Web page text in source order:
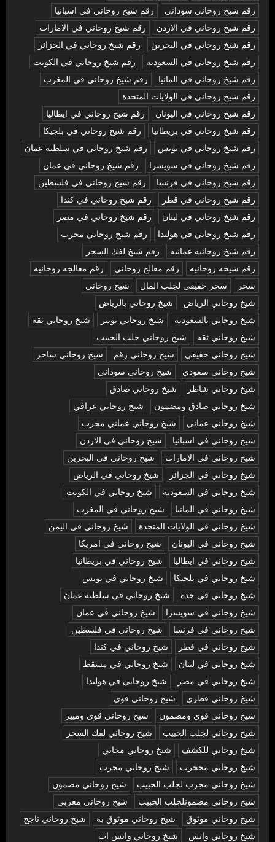
رقم شيخ روحاني سوداني
رقم شيخ روحاني في اسبانيا
رقم شيخ روحاني في الاردن
رقم شيخ روحاني في الامارات
رقم شيخ روحاني في البحرين
رقم شيخ روحاني في الجزائر
رقم شيخ روحاني في السعودية
رقم شيخ روحاني في الكويت
رقم شيخ روحاني في المانيا
رقم شيخ روحاني في المغرب
رقم شيخ روحاني في الولايات المتحدة
رقم شيخ روحاني في اليونان
رقم شيخ روحاني في ايطاليا
رقم شيخ روحاني في بريطانيا
رقم شيخ روحاني في بلجيكا
رقم شيخ روحاني في تونس
رقم شيخ روحاني في سلطنة عمان
رقم شيخ روحاني في سويسرا
رقم شيخ روحاني في عمان
رقم شيخ روحاني في فرنسا
رقم شيخ روحاني في فلسطين
رقم شيخ روحاني في قطر
رقم شيخ روحاني في كندا
رقم شيخ روحاني في لبنان
رقم شيخ روحاني في مصر
رقم شيخ روحاني في هولندا
رقم شيخ روحاني مجرب
رقم شيخ روحانيه عمانيه
رقم شيخ لفك السحر
رقم شيخه روحانيه
رقم معالج روحاني
رقم معالجه روحانيه
سحر
سحر حقيقي لجلب المال
شيخ روحاني
شيخ روحاني الرياض
شيخ روحاني بالرياض
شيخ روحاني بالسعوديه
شيخ روحاني تويتر
شيخ روحاني ثقة
شيخ روحاني ثقه
شيخ روحاني جلب الحبيب
شيخ روحاني حقيقي
شيخ روحاني رقم
شيخ روحاني ساحر
شيخ روحاني سعودي
شيخ روحاني سوداني
شيخ روحاني شاطر
شيخ روحاني صادق
شيخ روحاني صادق ومضمون
شيخ روحاني عراقي
شيخ روحاني عماني
شيخ روحاني عماني مجرب
شيخ روحاني في اسبانيا
شيخ روحاني في الاردن
شيخ روحاني في الامارات
شيخ روحاني في البحرين
شيخ روحاني في الجزائر
شيخ روحاني في الرياض
شيخ روحاني في السعودية
شيخ روحاني في الكويت
شيخ روحاني في المانيا
شيخ روحاني في المغرب
شيخ روحاني في الولايات المتحدة
شيخ روحاني في اليمن
شيخ روحاني في اليونان
شيخ روحاني في امريكا
شيخ روحاني في ايطاليا
شيخ روحاني في بريطانيا
شيخ روحاني في بلجيكا
شيخ روحاني في تونس
شيخ روحاني في جدة
شيخ روحاني في سلطنة عمان
شيخ روحاني في سويسرا
شيخ روحاني في عمان
شيخ روحاني في فرنسا
شيخ روحاني في فلسطين
شيخ روحاني في قطر
شيخ روحاني في كندا
شيخ روحاني في لبنان
شيخ روحاني في مسقط
شيخ روحاني في مصر
شيخ روحاني في هولندا
شيخ روحاني قطري
شيخ روحاني قوي
شيخ روحاني قوي ومضمون
شيخ روحاني قوي ومييز
شيخ روحاني لجلب الحبيب
شيخ روحاني لفك السحر
شيخ روحاني للكشف
شيخ روحاني مجاني
شيخ روحاني مججرب
شيخ روحاني مجرب
شيخ روحاني مجرب لجلب الحبيب
شيخ روحاني مضمون
شيخ روحاني مضمونلجلب الحبيب
شيخ روحاني مغربي
شيخ روحاني موثوق
شيخ روحاني موثوق به
شيخ روحاني ناجح
شيخ روحاني واتس
شيخ روحاني واتس اب